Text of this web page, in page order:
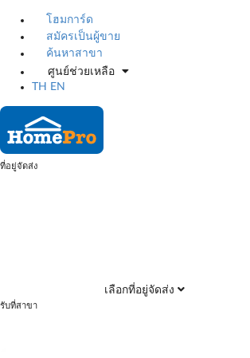
โฮมการ์ด
สมัครเป็นผู้ขาย
ค้นหาสาขา
ศูนย์ช่วยเหลือ
TH
EN
ที่อยู่จัดส่ง
เลือกที่อยู่จัดส่ง
รับที่สาขา